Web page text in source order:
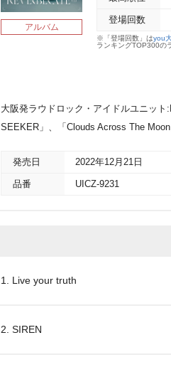
アルバム
登場回数
※「登場回数」はyou
ランキングTOP300の
大阪発ラウドロック・アイドルユニッ
SEEKER」、「Clouds Across The
発売日 2022年12月21日
品番 UICZ-9231
1. Live your truth
2. SIREN